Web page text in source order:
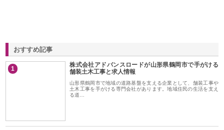
おすすめ記事
1
株式会社アドバンスロードが山形県鶴岡市で手がける
舗装土木工事と求人情報
山形県鶴岡市で地域の道路基盤を支える企業として、舗装工事や
土木工事を手がける専門会社があります。地域住民の生活を支え
る道…